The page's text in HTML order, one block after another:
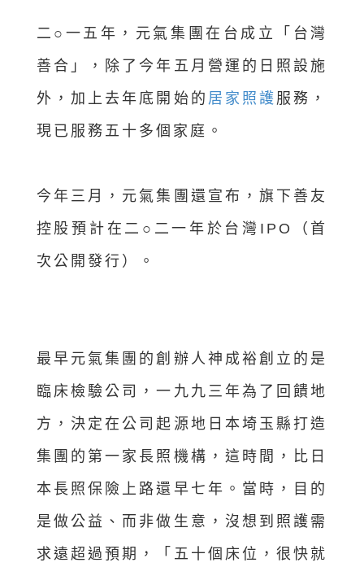
二○一五年，元氣集團在台成立「台灣
善合」，除了今年五月營運的日照設施
外，加上去年底開始的 居家照護 服務，
現已服務五十多個家庭。
今年三月，元氣集團還宣布，旗下善友
控股預計在二○二一年於台灣IPO（首
次公開發行）。
最早元氣集團的創辦人神成裕創立的是
臨床檢驗公司，一九九三年為了回饋地
方，決定在公司起源地日本埼玉縣打造
集團的第一家長照機構，這時間，比日
本長照保險上路還早七年。當時，目的
是做公益、而非做生意，沒想到照護需
求遠超過預期，「五十個床位，很快就